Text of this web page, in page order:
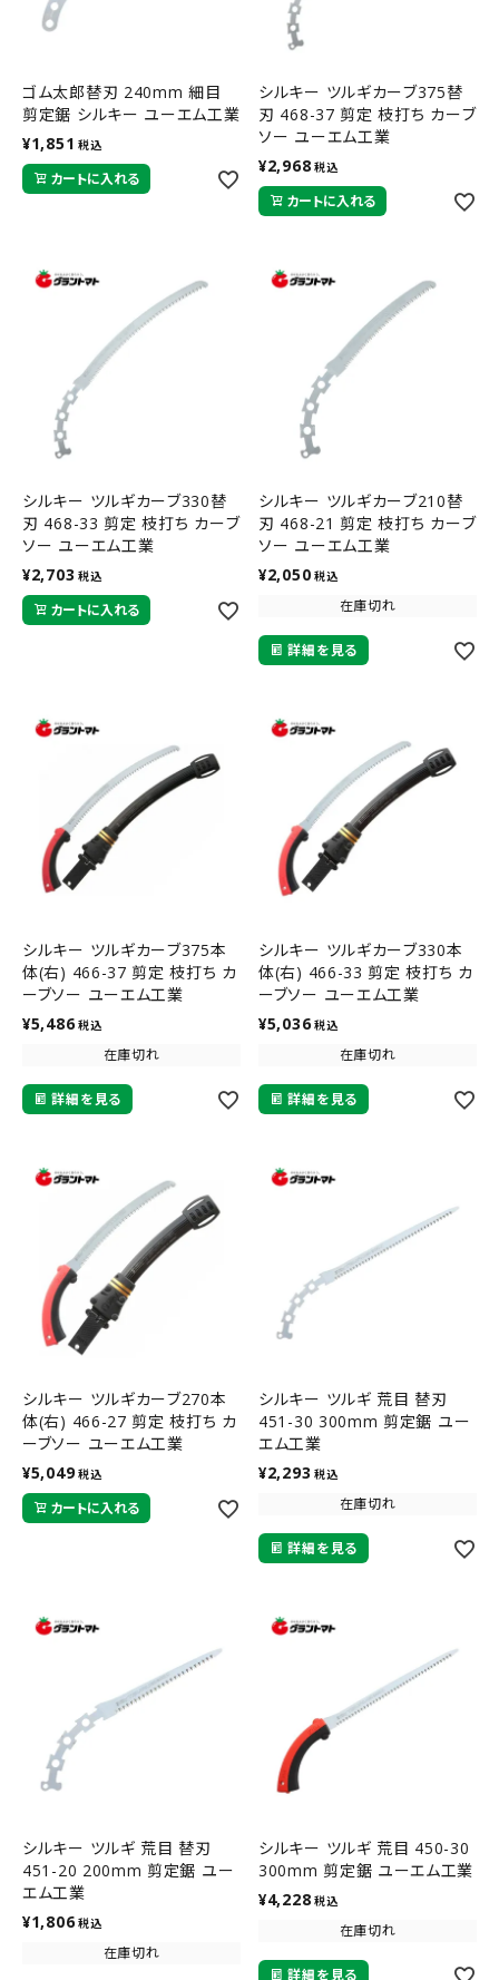
ゴム太郎替刃 240mm 細目
剪定鋸 シルキー ユーエム工業
¥1,851 税込
カートに入れる
シルキー ツルギカーブ375替
刃 468-37 剪定 枝打ち カーブ
ソー ユーエム工業
¥2,968 税込
カートに入れる
シルキー ツルギカーブ330替
刃 468-33 剪定 枝打ち カーブ
ソー ユーエム工業
¥2,703 税込
カートに入れる
シルキー ツルギカーブ210替
刃 468-21 剪定 枝打ち カーブ
ソー ユーエム工業
¥2,050 税込
在庫切れ
詳細を見る
シルキー ツルギカーブ375本
体(右) 466-37 剪定 枝打ち カ
ーブソー ユーエム工業
¥5,486 税込
在庫切れ
詳細を見る
シルキー ツルギカーブ330本
体(右) 466-33 剪定 枝打ち カ
ーブソー ユーエム工業
¥5,036 税込
在庫切れ
詳細を見る
シルキー ツルギカーブ270本
体(右) 466-27 剪定 枝打ち カ
ーブソー ユーエム工業
¥5,049 税込
カートに入れる
シルキー ツルギ 荒目 替刃
451-30 300mm 剪定鋸 ユー
エム工業
¥2,293 税込
在庫切れ
詳細を見る
シルキー ツルギ 荒目 替刃
451-20 200mm 剪定鋸 ユー
エム工業
¥1,806 税込
在庫切れ
シルキー ツルギ 荒目 450-30
300mm 剪定鋸 ユーエム工業
¥4,228 税込
在庫切れ
詳細を見る